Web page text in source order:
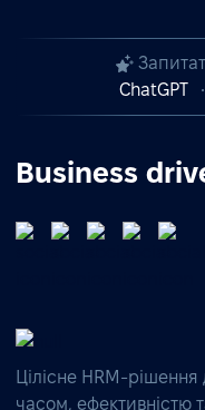
ChatGPT
Business
Цілісне HRM-
часом, ефективністю